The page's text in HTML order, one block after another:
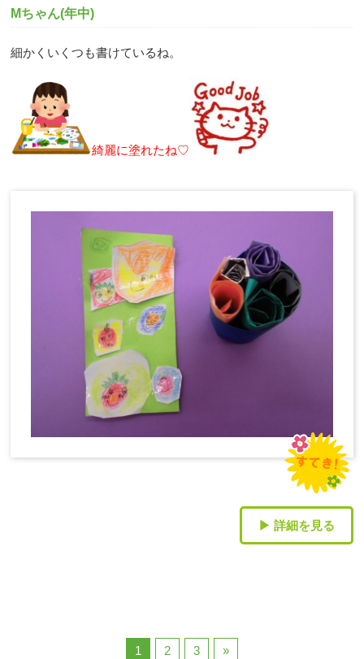
Mちゃん(年中)
細かくいくつも書けているね。
綺麗に塗れたね♡
▶ 詳細を見る
1 2 3 »